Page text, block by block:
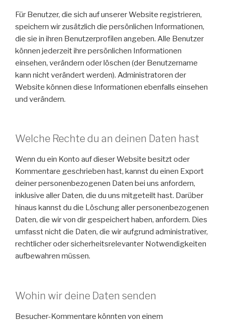
Für Benutzer, die sich auf unserer Website registrieren,
speichern wir zusätzlich die persönlichen Informationen,
die sie in ihren Benutzerprofilen angeben. Alle Benutzer
können jederzeit ihre persönlichen Informationen
einsehen, verändern oder löschen (der Benutzername
kann nicht verändert werden). Administratoren der
Website können diese Informationen ebenfalls einsehen
und verändern.
Welche Rechte du an deinen Daten hast
Wenn du ein Konto auf dieser Website besitzt oder
Kommentare geschrieben hast, kannst du einen Export
deiner personenbezogenen Daten bei uns anfordern,
inklusive aller Daten, die du uns mitgeteilt hast. Darüber
hinaus kannst du die Löschung aller personenbezogenen
Daten, die wir von dir gespeichert haben, anfordern. Dies
umfasst nicht die Daten, die wir aufgrund administrativer,
rechtlicher oder sicherheitsrelevanter Notwendigkeiten
aufbewahren müssen.
Wohin wir deine Daten senden
Besucher-Kommentare könnten von einem